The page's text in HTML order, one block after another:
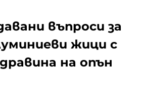
въпроси за
жици с
на опън